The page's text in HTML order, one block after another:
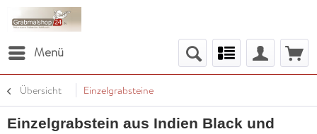
Menü
Übersicht Einzelgrabsteine
Einzelgrabstein aus Indien Black und